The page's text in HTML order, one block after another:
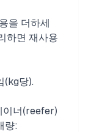
을 더하세
하면 재사용
(kg당).
이너(reefer)
량: